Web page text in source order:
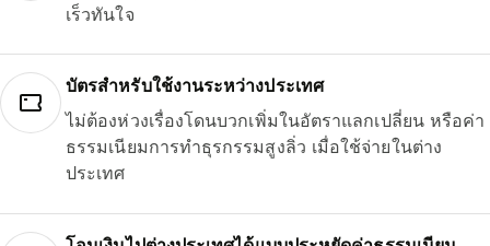
เร็วทันใจ
บัตรสำหรับใช้งานระหว่างประเทศ
ไม่ต้องห่วงเรื่องโดนบวกเพิ่มในอัตราแลกเปลี่ยน หรือค่า
ธรรมเนียมการทำธุรกรรมสูงลิ่ว เมื่อใช้จ่ายในต่าง
ประเทศ